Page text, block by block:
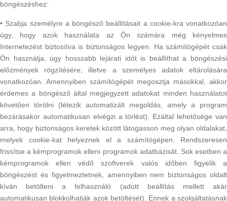
böngészéshez:
• Szabja személyre a böngésző beállításait a cookie-kra vonatkozóan
úgy, hogy azok használata az Ön számára még kényelmes
Internetezést biztosítva is biztonságos legyen. Ha számítógépét csak
Ön használja, úgy hosszabb lejárati időt is beállíthat a böngészési
előzmények rögzítésére, illetve a személyes adatok eltárolására
vonatkozóan. Amennyiben számítógépét megosztja másokkal, akkor
érdemes a böngésző által megjegyzett adatokat minden használatot
követően törölni (létezik automatizált megoldás, amely a program
bezárásakor automatikusan elvégzi a törlést). Ezáltal lehetősége van
arra, hogy biztonságos keretek között látogasson meg olyan oldalakat,
melyek cookie-kat helyeznek el a számítógépen. Rendszeresen
frissítse a kémprogramok elleni programok adatbázisát. Sok esetben a
kémprogramok ellen védő szoftverek valós időben figyelik a
böngészést és figyelmeztetnek, amennyiben nem biztonságos oldalt
kíván betölteni a felhasználó (adott beállítás mellett akár
automatikusan blokkolhatják azok betöltését). Ennek a szolgáltatásnak